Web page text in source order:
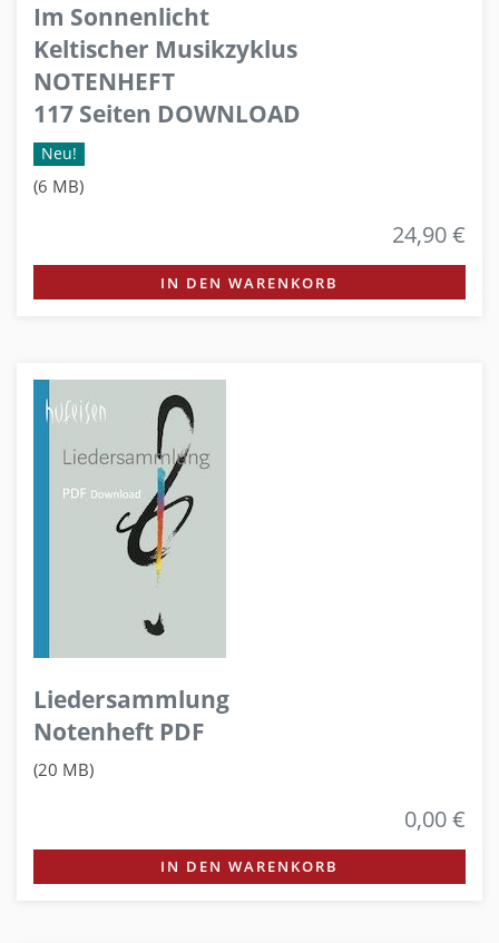
Im Sonnenlicht
Keltischer Musikzyklus
NOTENHEFT
117 Seiten DOWNLOAD
Neu!
(6 MB)
24,90 €
IN DEN WARENKORB
Liedersammlung
Notenheft PDF
(20 MB)
0,00 €
IN DEN WARENKORB